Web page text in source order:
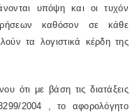
υπόψη και οι τυχόν
καθόσον σε κάθε
τα λογιστικά κέρδη της
ότι με βάση τις διατάξεις
2004
, το αφορολόγητο